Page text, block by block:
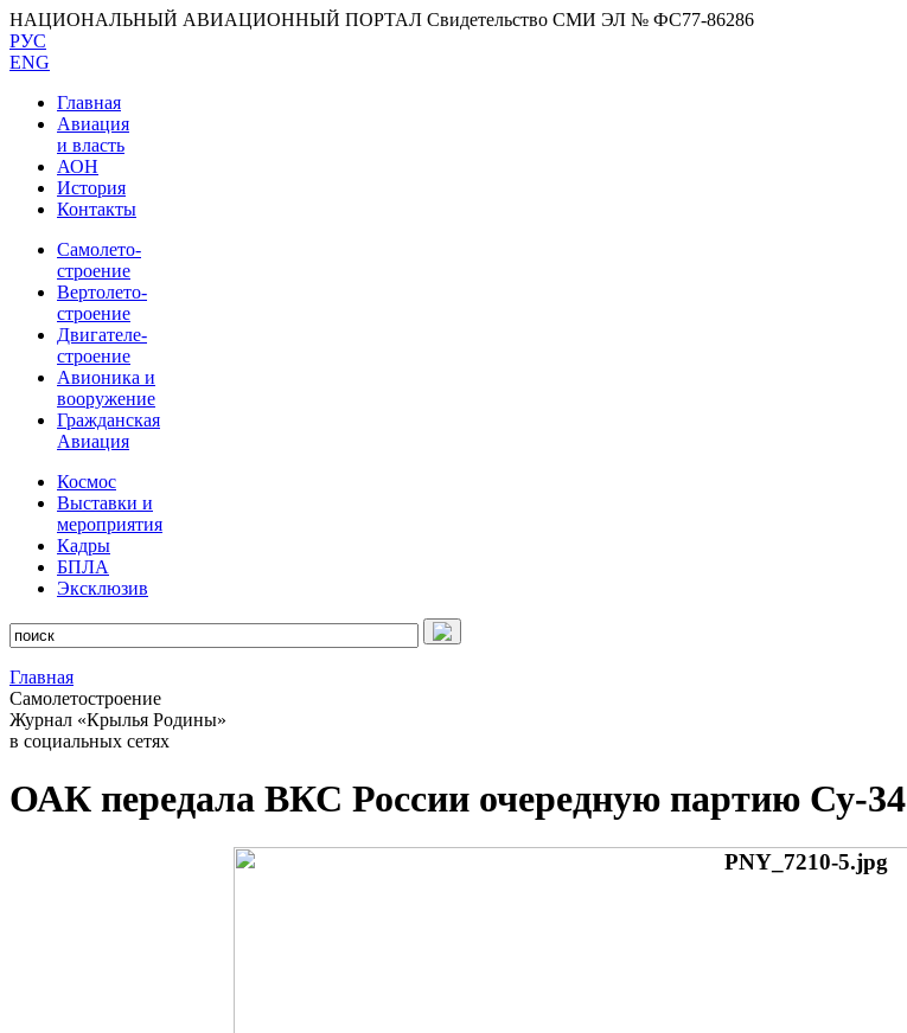
НАЦИОНАЛЬНЫЙ АВИАЦИОННЫЙ ПОРТАЛ Свидетельство СМИ ЭЛ № ФС77-86286
РУС
ENG
Главная
Авиация
и власть
АОН
История
Контакты
Самолето-
строение
Вертолето-
строение
Двигателе-
строение
Авионика и
вооружение
Гражданская
Авиация
Космос
Выставки и
мероприятия
Кадры
БПЛА
Эксклюзив
Главная
Самолетостроение
Журнал «Крылья Родины»
в социальных сетях
ОАК передала ВКС России очередную партию Су-34